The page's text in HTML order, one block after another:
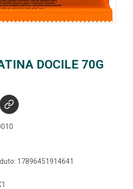
DOCILE 70G
17896451914641